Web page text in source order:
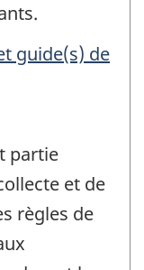
guide(s) de
partie
et de
règles de